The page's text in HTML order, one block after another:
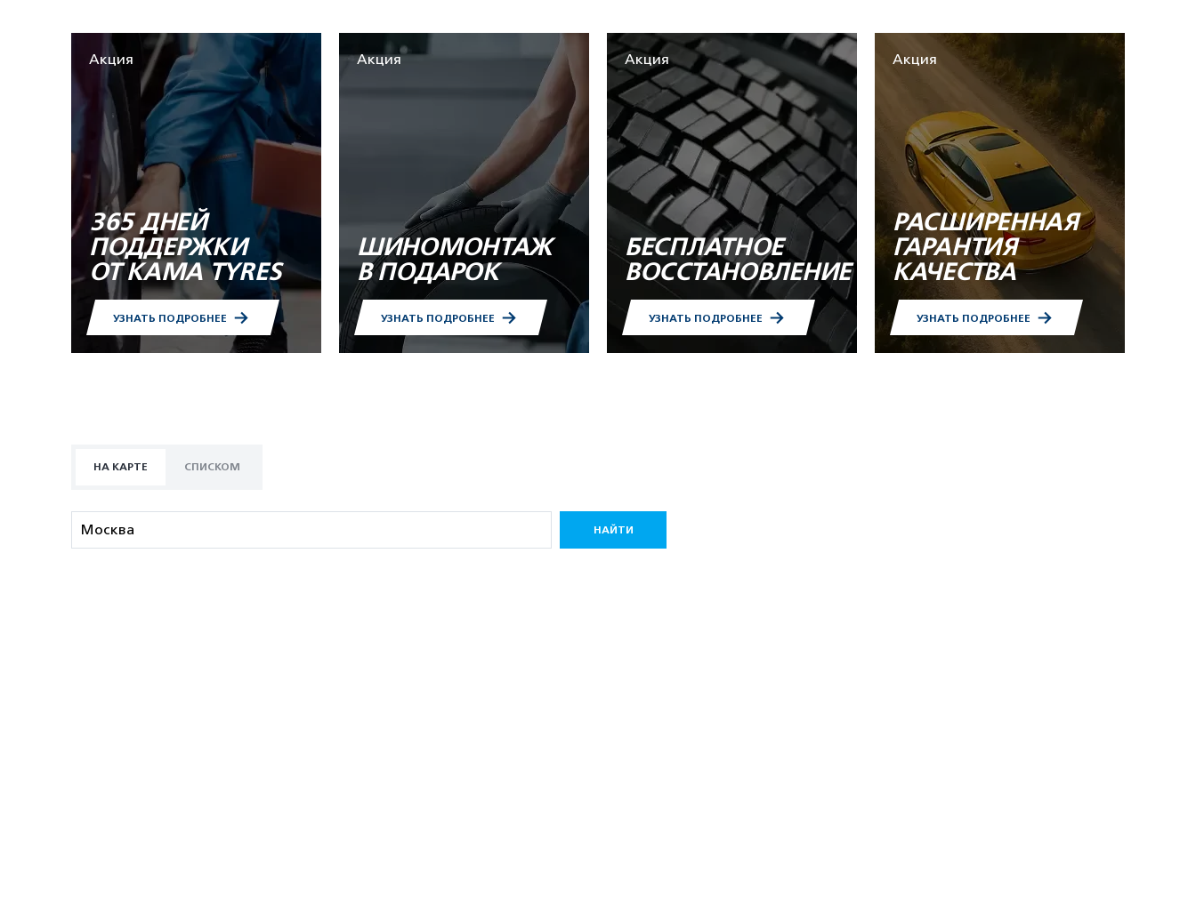
Акция
365 ДНЕЙ
ПОДДЕРЖКИ
ОТ KAMA TYRES
УЗНАТЬ ПОДРОБНЕЕ
Акция
ШИНОМОНТАЖ
В ПОДАРОК
УЗНАТЬ ПОДРОБНЕЕ
Акция
БЕСПЛАТНОЕ
ВОССТАНОВЛЕНИЕ
УЗНАТЬ ПОДРОБНЕЕ
Акция
РАСШИРЕННАЯ
ГАРАНТИЯ
КАЧЕСТВА
УЗНАТЬ ПОДРОБНЕЕ
НА КАРТЕ СПИСКОМ
НАЙТИ